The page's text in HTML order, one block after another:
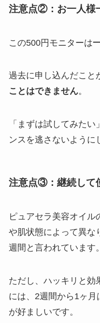
注意点②：お一人様
この500円モニターは
過去に申し込んだこと
ことはできません。
「まずは試してみた
ンスを逃さないように
注意点③：継続して
ピュアセラ美容オイル
や肌状態によって異な
週間と言われています。
ただし、ハッキリと効
には、2週間から1ヶ
が好ましいです。